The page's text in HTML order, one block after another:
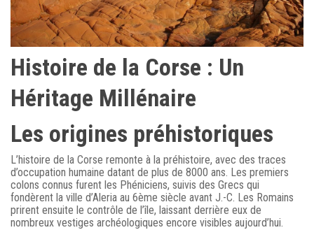
Histoire de la Corse : Un
Héritage Millénaire
Les origines préhistoriques
L’histoire de la Corse remonte à la préhistoire, avec des traces
d’occupation humaine datant de plus de 8000 ans. Les premiers
colons connus furent les Phéniciens, suivis des Grecs qui
fondèrent la ville d’Aleria au 6ème siècle avant J.-C. Les Romains
prirent ensuite le contrôle de l’île, laissant derrière eux de
nombreux vestiges archéologiques encore visibles aujourd’hui.